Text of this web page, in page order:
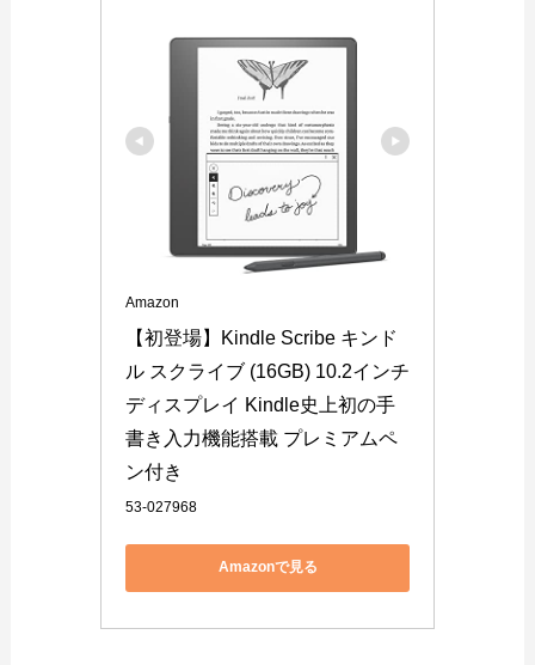
Amazon
【初登場】Kindle Scribe キンド
ル スクライブ (16GB) 10.2インチ
ディスプレイ Kindle史上初の手
書き入力機能搭載 プレミアムペ
ン付き
53-027968
Amazonで見る